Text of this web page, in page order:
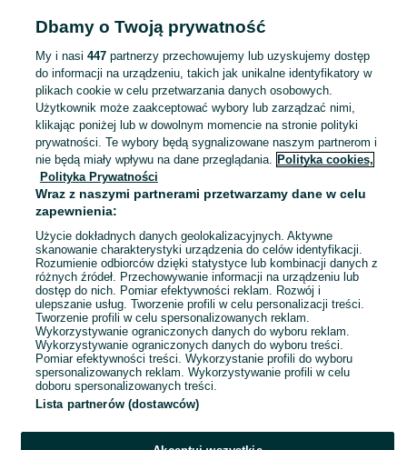
ciepły do wózka fotelika gondoli
55,25 zł z Pakietem Ochronnym
Kraków, Wzgórza Krzesławickie
21 lipca 2026
86 Granatowy
dla noworodka H&M 56 śliczny
Kraków, Wzgórza Krzesławickie
21 lipca 2026
56 Biały
1 2
Dbamy o Twoją prywatność
My i nasi 447partnerzy przechowujemy lub uzyskujemy dostęp
do informacji na urządzeniu, takich jak unikalne identyfikatory w
plikach cookie w celu przetwarzania danych osobowych.
Użytkownik może zaakceptować wybory lub zarządzać nimi,
klikając poniżej lub w dowolnym momencie na stronie polityki
prywatności. Te wybory będą sygnalizowane naszym partnerom i
nie będą miały wpływu na dane przeglądania. Polityka cookies,
Polityka Prywatności
Wraz z naszymi partnerami przetwarzamy dane w celu
zapewnienia:
Użycie dokładnych danych geolokalizacyjnych. Aktywne
skanowanie charakterystyki urządzenia do celów identyfikacji.
Rozumienie odbiorców dzięki statystyce lub kombinacji danych z
różnych źródeł. Przechowywanie informacji na urządzeniu lub
dostęp do nich. Pomiar efektywności reklam. Rozwój i
ulepszanie usług. Tworzenie profili w celu personalizacji treści.
Tworzenie profili w celu spersonalizowanych reklam.
Wykorzystywanie ograniczonych danych do wyboru reklam.
Wykorzystywanie ograniczonych danych do wyboru treści.
Pomiar efektywności treści. Wykorzystanie profili do wyboru
spersonalizowanych reklam. Wykorzystywanie profili w celu
doboru spersonalizowanych treści.
Lista partnerów (dostawców)